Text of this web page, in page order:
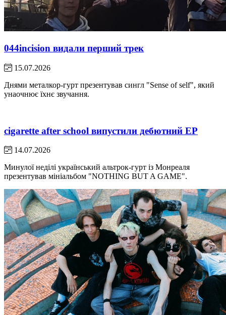
044incision видали перший трек
15.07.2026
Днями металкор-гурт презентував сингл "Sense of self", який
унаочнює їхнє звучання.
cigarette after school випустили дебютний EP
14.07.2026
Минулої неділі український альтрок-гурт із Монреаля
презентував мініальбом "NOTHING BUT A GAME".